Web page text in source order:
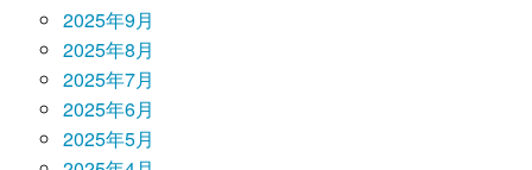
2025年9月
2025年8月
2025年7月
2025年6月
2025年5月